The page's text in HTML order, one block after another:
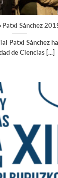
Patxi Sánchez
Patxi Sánchez
de Ciencias [...]